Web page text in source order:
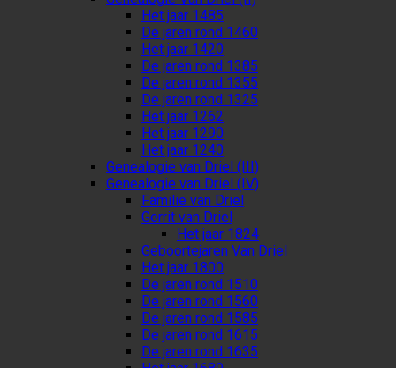
Het jaar 1485
De jaren rond 1460
Het jaar 1420
De jaren rond 1385
De jaren rond 1355
De jaren rond 1325
Het jaar 1262
Het jaar 1290
Het jaar 1240
Genealogie van Driel (III)
Genealogie van Driel (IV)
Familie van Driel
Gerrit van Driel
Het jaar 1824
Geboortejaren Van Driel
Het jaar 1800
De jaren rond 1510
De jaren rond 1560
De jaren rond 1585
De jaren rond 1615
De jaren rond 1635